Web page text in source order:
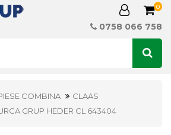
0
0758 066 758
COMBINA
CLAAS
GRUP HEDER CL 643404